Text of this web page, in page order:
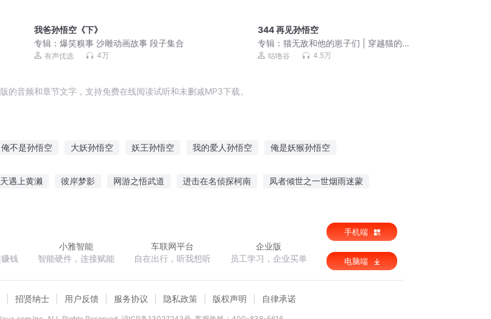
我爸孙悟空《下》
专辑：爆笑糗事 沙雕动画故事 段子集合
有声优选 4万
344 再见孙悟空
专辑：猫无敌和他的崽子们 | 穿越猫的
世界 | 马小川励志
咕噜谷 4.5万
音频和章节文字，支持免费在线阅读试听和未删减MP3下载。
俺不是孙悟空 大妖孙悟空 妖王孙悟空 我的爱人孙悟空 俺是妖猴孙悟空
遇上黄濑 彼岸梦影 网游之悟武道 进击在名侦探柯南 凤者倾世之一世烟雨迷蒙
钱
小雅智能
智能硬件，连接赋能
车联网平台
自在出行，听我想听
企业版
员工学习，企业买单
手机端
电脑端
招贤纳士 用户反馈 服务协议 隐私政策 版权声明 自律承诺